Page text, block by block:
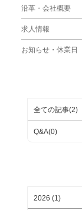
沿革・会社概要
求人情報
お知らせ・休業日
全ての記事(2)
Q&A(0)
2026 (1)